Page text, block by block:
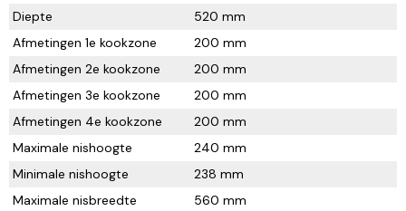
Diepte
520 mm
Afmetingen 1e kookzone
200 mm
Afmetingen 2e kookzone
200 mm
Afmetingen 3e kookzone
200 mm
Afmetingen 4e kookzone
200 mm
Maximale nishoogte
240 mm
Minimale nishoogte
238 mm
Maximale nisbreedte
560 mm